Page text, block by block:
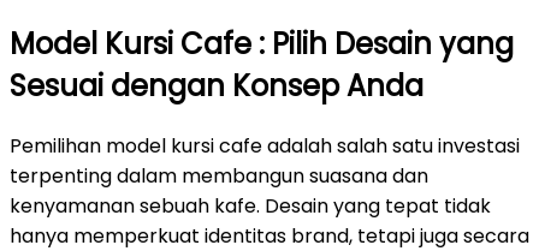
Model Kursi Cafe : Pilih Desain yang
Sesuai dengan Konsep Anda
Pemilihan model kursi cafe adalah salah satu investasi
terpenting dalam membangun suasana dan
kenyamanan sebuah kafe. Desain yang tepat tidak
hanya memperkuat identitas brand, tetapi juga secara